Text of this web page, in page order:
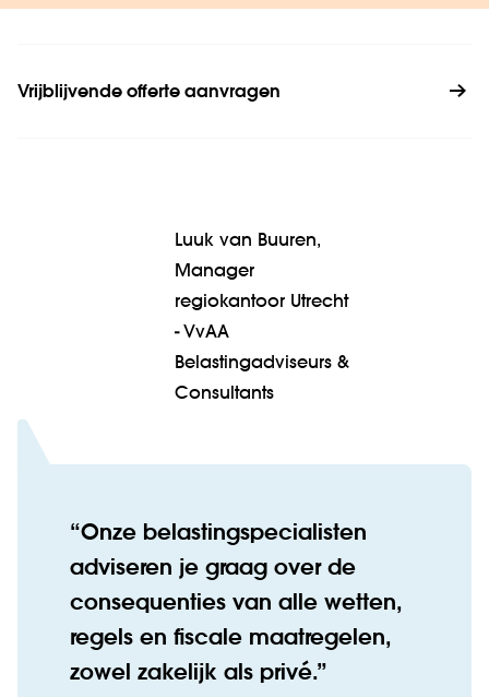
Vrijblijvende offerte aanvragen
Luuk van Buuren,
Manager
regiokantoor Utrecht
- VvAA
Belastingadviseurs &
Consultants
Onze belastingspecialisten
adviseren je graag over de
consequenties van alle wetten,
regels en fiscale maatregelen,
zowel zakelijk als privé.